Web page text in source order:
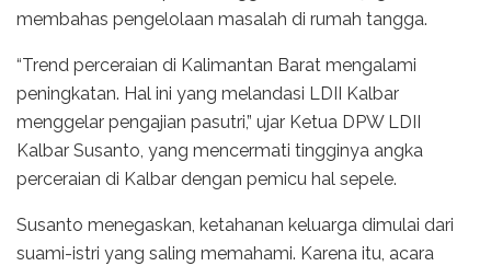
membahas pengelolaan masalah di rumah tangga.
“Trend perceraian di Kalimantan Barat mengalami
peningkatan. Hal ini yang melandasi LDII Kalbar
menggelar pengajian pasutri,” ujar Ketua DPW LDII
Kalbar Susanto, yang mencermati tingginya angka
perceraian di Kalbar dengan pemicu hal sepele.
Susanto menegaskan, ketahanan keluarga dimulai dari
suami-istri yang saling memahami. Karena itu, acara